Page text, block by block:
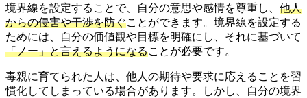
境界線を設定することで、自分の意思や感情を尊重し、 他人
からの侵害や干渉を防ぐことができます。境界線を設定する
ためには、自分の価値観や目標を明確にし、それに基づいて
「ノー」と言えるようになることが必要です。
毒親に育てられた人は、他人の期待や要求に応えることを習
慣化してしまっている場合があります。しかし、自分の境界